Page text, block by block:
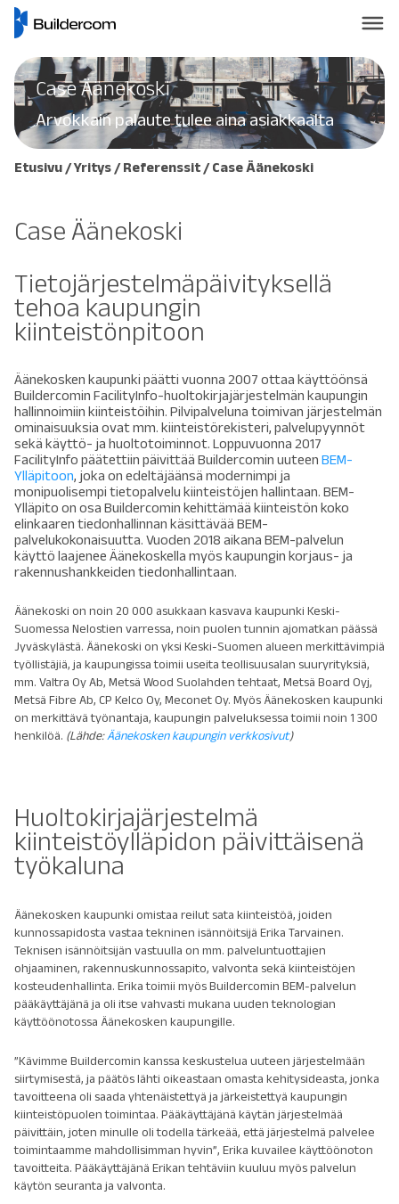
Case Äänekoski
Arvokkain palaute tulee aina asiakkaalta
Etusivu /Yritys /Referenssit / Case Äänekoski
Case Äänekoski
Tietojärjestelmäpäivityksellä
tehoa kaupungin
kiinteistönpitoon
Äänekosken kaupunki päätti vuonna 2007 ottaa käyttöönsä
Buildercomin FacilityInfo-huoltokirjajärjestelmän kaupungin
hallinnoimiin kiinteistöihin. Pilvipalveluna toimivan järjestelmän
ominaisuuksia ovat mm. kiinteistörekisteri, palvelupyynnöt
sekä käyttö- ja huoltotoiminnot. Loppuvuonna 2017
FacilityInfo päätettiin päivittää Buildercomin uuteen BEM-
Ylläpitoon, joka on edeltäjäänsä modernimpi ja
monipuolisempi tietopalvelu kiinteistöjen hallintaan. BEM-
Ylläpito on osa Buildercomin kehittämää kiinteistön koko
elinkaaren tiedonhallinnan käsittävää BEM-
palvelukokonaisuutta. Vuoden 2018 aikana BEM-palvelun
käyttö laajenee Äänekoskella myös kaupungin korjaus- ja
rakennushankkeiden tiedonhallintaan.
Äänekoski on noin 20 000 asukkaan kasvava kaupunki Keski-
Suomessa Nelostien varressa, noin puolen tunnin ajomatkan päässä
Jyväskylästä. Äänekoski on yksi Keski-Suomen alueen merkittävimpiä
työllistäjiä, ja kaupungissa toimii useita teollisuusalan suuryrityksiä,
mm. Valtra Oy Ab, Metsä Wood Suolahden tehtaat, Metsä Board Oyj,
Metsä Fibre Ab, CP Kelco Oy, Meconet Oy. Myös Äänekosken kaupunki
on merkittävä työnantaja, kaupungin palveluksessa toimii noin 1 300
henkilöä. (Lähde:Äänekosken kaupungin verkkosivut)
Huoltokirjajärjestelmä
kiinteistöylläpidon päivittäisenä
työkaluna
Äänekosken kaupunki omistaa reilut sata kiinteistöä, joiden
kunnossapidosta vastaa tekninen isännöitsijä Erika Tarvainen.
Teknisen isännöitsijän vastuulla on mm. palveluntuottajien
ohjaaminen, rakennuskunnossapito, valvonta sekä kiinteistöjen
kosteudenhallinta. Erika toimii myös Buildercomin BEM-palvelun
pääkäyttäjänä ja oli itse vahvasti mukana uuden teknologian
käyttöönotossa Äänekosken kaupungille.
”Kävimme Buildercomin kanssa keskustelua uuteen järjestelmään
siirtymisestä, ja päätös lähti oikeastaan omasta kehitysideasta, jonka
tavoitteena oli saada yhtenäistettyä ja järkeistettyä kaupungin
kiinteistöpuolen toimintaa. Pääkäyttäjänä käytän järjestelmää
päivittäin, joten minulle oli todella tärkeää, että järjestelmä palvelee
toimintaamme mahdollisimman hyvin”, Erika kuvailee käyttöönoton
tavoitteita. Pääkäyttäjänä Erikan tehtäviin kuuluu myös palvelun
käytön seuranta ja valvonta.